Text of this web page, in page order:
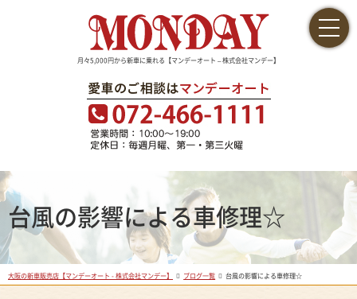
月々5,000円から新車に乗れる【マンデーオート – 株式会社マンデー】
台風の影響による車修理☆
大阪の新車販売店【マンデーオート - 株式会社マンデー】 ブログ一覧 台風の影響による車修理☆